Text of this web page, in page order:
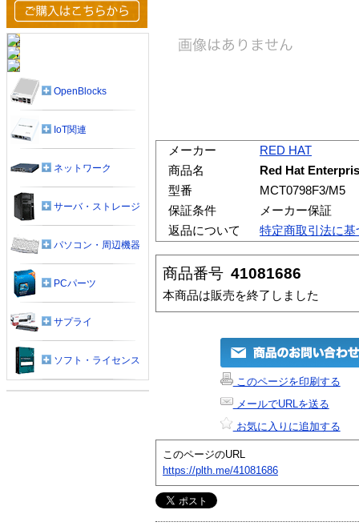
メーカー
RED HAT
商品名
Red Hat
型番
MCT0798F3/M5
保証条件
メーカー保証
返品について
特定商取引法に基
商品番号 41081686
本商品は販売を終了しました
このページを印刷する
メールでURLを送る
お気に入りに追加する
このページのURL
https://plth.me/41081686
OpenBlocks
IoT関連
ネットワーク
サーバ・ストレージ
パソコン・周辺機器
PCパーツ
サプライ
ソフト・ライセンス